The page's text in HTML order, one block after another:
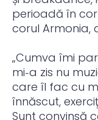
perioadă în
corul Armonia,
„Cumva îmi
mi‑a zis nu
care îl fac cu
înnăscut,
Sunt convinsă